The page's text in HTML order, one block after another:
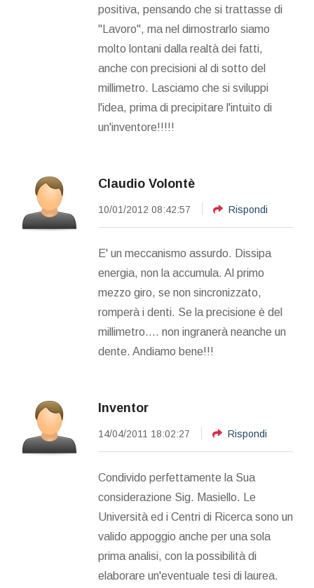
positiva, pensando che si trattasse di
''Lavoro'', ma nel dimostrarlo siamo
molto lontani dalla realtà dei fatti,
anche con precisioni al di sotto del
millimetro. Lasciamo che si sviluppi
l'idea, prima di precipitare l'intuito di
un'inventore!!!!!
Claudio Volontè
10/01/2012 08:42:57 Rispondi
E' un meccanismo assurdo. Dissipa
energia, non la accumula. Al primo
mezzo giro, se non sincronizzato,
romperà i denti. Se la precisione è del
millimetro.... non ingranerà neanche un
dente. Andiamo bene!!!
Inventor
14/04/2011 18:02:27 Rispondi
Condivido perfettamente la Sua
considerazione Sig. Masiello. Le
Università ed i Centri di Ricerca sono un
valido appoggio anche per una sola
prima analisi, con la possibilità di
elaborare un'eventuale tesi di laurea.